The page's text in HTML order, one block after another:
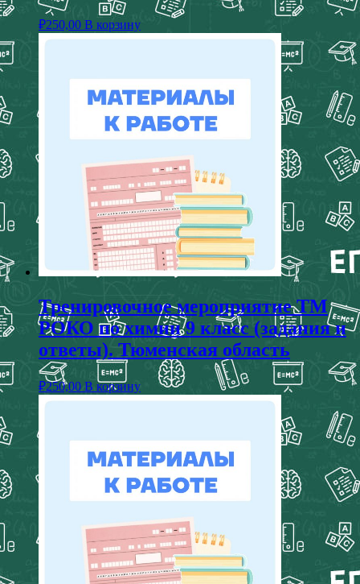
₽250,00 В корзину
Тренировочное мероприятие ТМ
РОКО по химии 9 класс (задания и
ответы). Тюменская область
₽250,00 В корзину